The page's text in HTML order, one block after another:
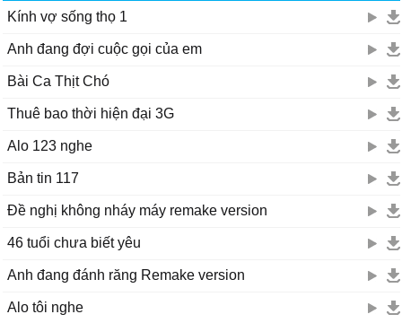
Kính vợ sống thọ 1
Anh đang đợi cuộc gọi của em
Bài Ca Thịt Chó
Thuê bao thời hiện đại 3G
Alo 123 nghe
Bản tin 117
Đề nghị không nháy máy remake version
46 tuổi chưa biết yêu
Anh đang đánh răng Remake version
Alo tôi nghe